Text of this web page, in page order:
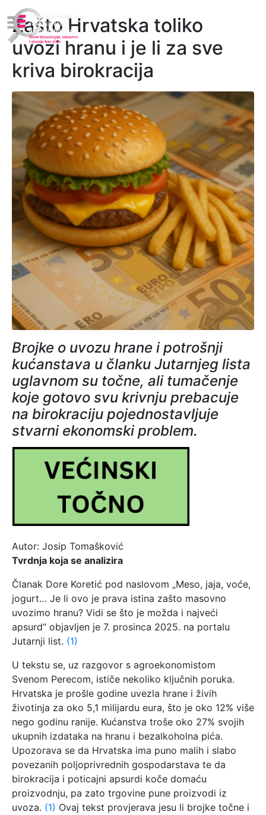
Zašto Hrvatska toliko
uvozi hranu i je li za sve
kriva birokracija
Brojke o uvozu hrane i potrošnji
kućanstava u članku Jutarnjeg lista
uglavnom su točne, ali tumačenje
koje gotovo svu krivnju prebacuje
na birokraciju pojednostavljuje
stvarni ekonomski problem.
Autor: Josip Tomašković
Tvrdnja koja se analizira
Članak Dore Koretić pod naslovom „Meso, jaja, voće,
jogurt… Je li ovo je prava istina zašto masovno
uvozimo hranu? Vidi se što je možda i najveći
apsurd“ objavljen je 7. prosinca 2025. na portalu
Jutarnji list. (1)
U tekstu se, uz razgovor s agroekonomistom
Svenom Perecom, ističe nekoliko ključnih poruka.
Hrvatska je prošle godine uvezla hrane i živih
životinja za oko 5,1 milijardu eura, što je oko 12% više
nego godinu ranije. Kućanstva troše oko 27% svojih
ukupnih izdataka na hranu i bezalkoholna pića.
Upozorava se da Hrvatska ima puno malih i slabo
povezanih poljoprivrednih gospodarstava te da
birokracija i poticajni apsurdi koče domaću
proizvodnju, pa zato trgovine pune proizvodi iz
uvoza. (1) Ovaj tekst provjerava jesu li brojke točne i